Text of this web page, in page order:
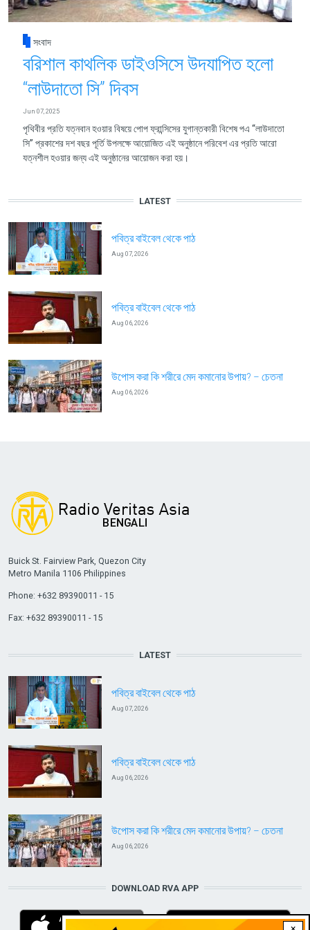
সংবাদ
বরিশাল কাথলিক ডাইওসিসে উদযাপিত হলো
“লাউদাতো সি” দিবস
Jun 07, 2025
পৃথিবীর প্রতি যত্নবান হওয়ার বিষয়ে পোপ ফ্রান্সিসের যুগান্তকারী বিশেষ পএ “লাউদাতো
সি” প্রকাশের দশ বছর পূর্তি উপলক্ষে আয়োজিত এই অনুষ্ঠানে পরিবেশ এর প্রতি আরো
যত্নশীল হওয়ার জন্য এই অনুষ্ঠানের আয়োজন করা হয়।
LATEST
পবিত্র বাইবেল থেকে পাঠ
Aug 07, 2026
পবিত্র বাইবেল থেকে পাঠ
Aug 06, 2026
উপোস করা কি শরীরে মেদ কমানোর উপায়? – চেতনা
Aug 06, 2026
Buick St. Fairview Park, Quezon City
Metro Manila 1106 Philippines
Phone: +632 89390011 - 15
Fax: +632 89390011 - 15
LATEST
পবিত্র বাইবেল থেকে পাঠ
Aug 07, 2026
পবিত্র বাইবেল থেকে পাঠ
Aug 06, 2026
উপোস করা কি শরীরে মেদ কমানোর উপায়? – চেতনা
Aug 06, 2026
DOWNLOAD RVA APP